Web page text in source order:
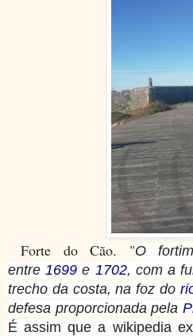
Forte do Cão. "O
entre1699 e 1702, com a
trecho da costa, na foz do
defesa proporcionada pela
É assim que a wikipedia